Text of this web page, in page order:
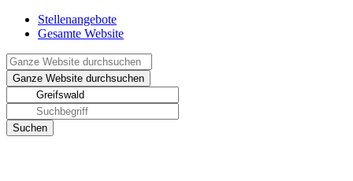
Stellenangebote
Gesamte Website